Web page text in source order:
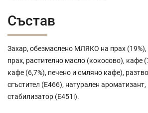
Състав
Захар, обезмаслено МЛЯКО на прах (19%),
прах, растително масло (кокосово), кафе
кафе (6,7%), печено и смляно кафе),
сгъстител (E466), натурален
стабилизатор (E451i).